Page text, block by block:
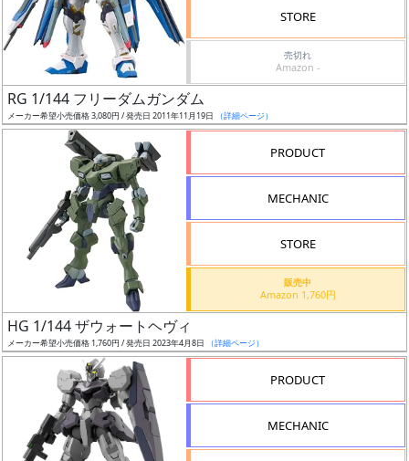
索
グ
レ
ル
STORE
売切れ
Amazon -
RG 1/144 フリーダムガンダム
メーカー希望小売価格 3,080円 / 発売日 2011年11月19日 （詳細ページ）
PRODUCT
MECHANIC
STORE
販売中
Amazon 1,760円
HG 1/144 ザウォートヘヴィ
メーカー希望小売価格 1,760円 / 発売日 2023年4月8日 （詳細ページ）
PRODUCT
MECHANIC